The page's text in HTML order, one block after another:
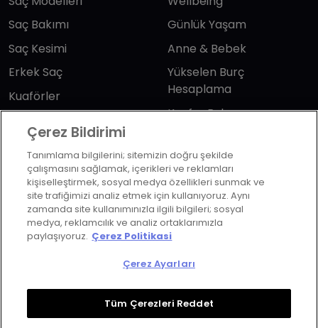
Saç Bakımı
Saç Kesimi
Erkek Saç
Kuaförler
Günlük Yaşam
Anne & Bebek
Yükselen Burç
Hesaplama
Kuafor Bulma
Bizi takip edin
KVKK Başvuru Formu
Kullanım Şart ve Koşulları
Çerez Politikası
Çerez Ayarları
Çerez Bildirimi
Tanımlama bilgilerini; sitemizin doğru şekilde
çalışmasını sağlamak, içerikleri ve reklamları
kişiselleştirmek, sosyal medya özellikleri sunmak ve
site trafiğimizi analiz etmek için kullanıyoruz. Aynı
zamanda site kullanımınızla ilgili bilgileri; sosyal
medya, reklamcılık ve analiz ortaklarımızla
paylaşıyoruz. Çerez Politikasi
Çerez Ayarları
Tüm Çerezleri Reddet